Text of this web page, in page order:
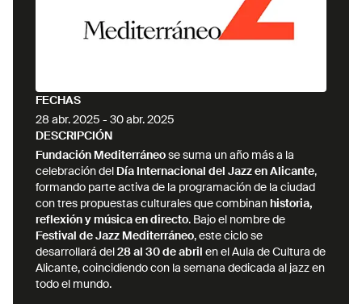
FECHAS
28 abr. 2025 - 30 abr. 2025
DESCRIPCIÓN
Fundación Mediterráneose suma un año más a la
celebración del Día Internacional del Jazz en Alicante,
formando parte activa de la programación de la ciudad
con tres propuestas culturales que combinanhistoria,
reflexión y música en directo. Bajo el nombre de
Festival de Jazz Mediterráneo, este ciclo se
desarrollará del28 al 30 de abril en el Aula de Cultura de
Alicante, coincidiendo con la semana dedicada al jazz en
todo el mundo.